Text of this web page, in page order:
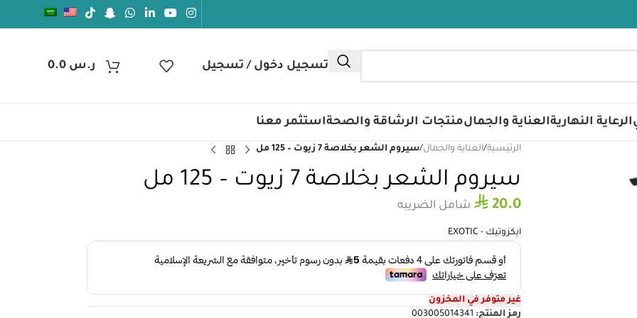
تسجيل دخول / تسجيل ر.س
الرعاية النهاريةالعناية والجمالمنتجات الرشاقة والصحةاستثمر معنا
الرئيسية/العناية والجمال/سيروم الشعر بخلاصة 7 زيوت – 125 مل
سيروم الشعر بخلاصة 7 زيوت – 125 مل
⃁ 20.0 شامل الضريبه
ايكزوتيك - EXOTIC
غير متوفر في المخزون
رمز المنتج: 003005014341